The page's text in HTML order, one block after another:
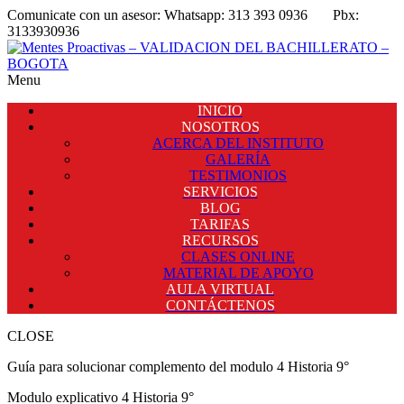
Comunicate con un asesor: Whatsapp: 313 393 0936 Pbx:
3133930936
Menu
INICIO
NOSOTROS
ACERCA DEL INSTITUTO
GALERÍA
TESTIMONIOS
SERVICIOS
BLOG
TARIFAS
RECURSOS
CLASES ONLINE
MATERIAL DE APOYO
AULA VIRTUAL
CONTÁCTENOS
CLOSE
Guía para solucionar complemento del modulo 4 Historia 9°
Modulo explicativo 4 Historia 9°